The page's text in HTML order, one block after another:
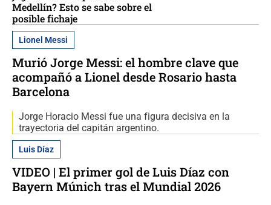
Medellín? Esto se sabe sobre el
posible fichaje
Lionel Messi
Murió Jorge Messi: el hombre clave que
acompañó a Lionel desde Rosario hasta
Barcelona
Jorge Horacio Messi fue una figura decisiva en la
trayectoria del capitán argentino.
Luis Díaz
VIDEO | El primer gol de Luis Díaz con
Bayern Múnich tras el Mundial 2026